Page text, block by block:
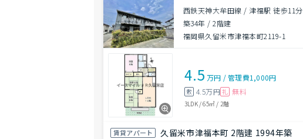
西鉄天神大牟田線 / 津福駅 徒歩11分
築34年 /2階建
福岡県久留米市津福本町2119-1
4.5 万円 /管理費1,000円
敷 4.5万円 礼 無料
3LDK/65㎡ / 2階
賃貸アパート 久留米市津福本町 2階建 1994年築